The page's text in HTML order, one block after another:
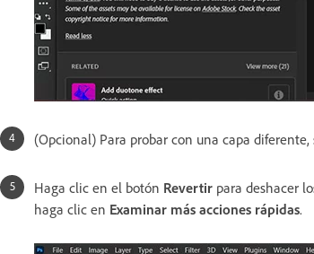
(Opcional) Para probar con una capa
Haga clic en el botón Revertir para deshacer
haga clic en Examinar más acciones rápidas.